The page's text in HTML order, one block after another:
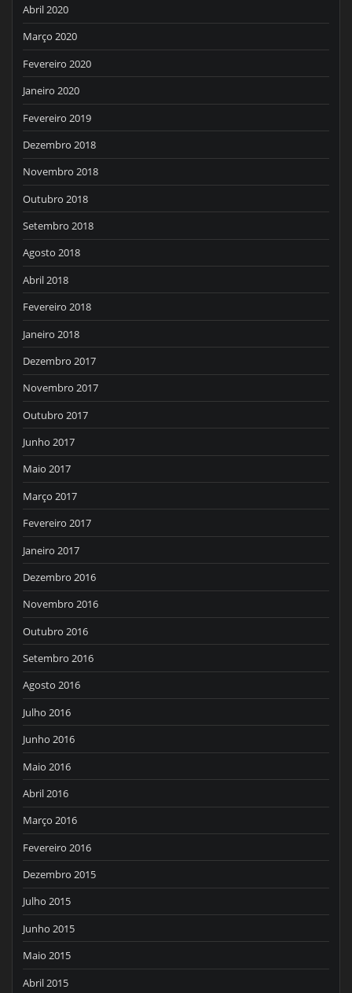
Abril 2020
Março 2020
Fevereiro 2020
Janeiro 2020
Fevereiro 2019
Dezembro 2018
Novembro 2018
Outubro 2018
Setembro 2018
Agosto 2018
Abril 2018
Fevereiro 2018
Janeiro 2018
Dezembro 2017
Novembro 2017
Outubro 2017
Junho 2017
Maio 2017
Março 2017
Fevereiro 2017
Janeiro 2017
Dezembro 2016
Novembro 2016
Outubro 2016
Setembro 2016
Agosto 2016
Julho 2016
Junho 2016
Maio 2016
Abril 2016
Março 2016
Fevereiro 2016
Dezembro 2015
Julho 2015
Junho 2015
Maio 2015
Abril 2015